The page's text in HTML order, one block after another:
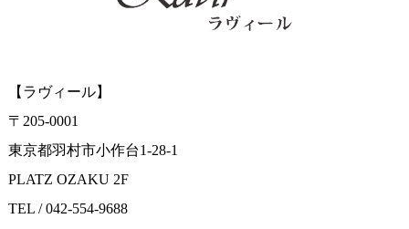
【ラヴィール】
〒205-0001
東京都羽村市小作台1-28-1
PLATZ OZAKU 2F
TEL / 042-554-9688